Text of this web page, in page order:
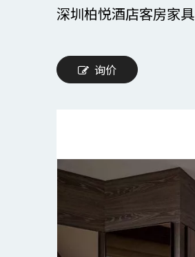
深圳柏悦酒店客房家具
询价